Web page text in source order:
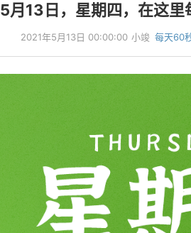
5月13日，星期四，在这里
2021年5月13日 00:00:00 小竣 每天60